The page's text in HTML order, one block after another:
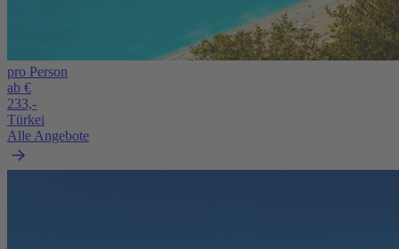
pro Person
ab €
233,-
Türkei
Alle Angebote